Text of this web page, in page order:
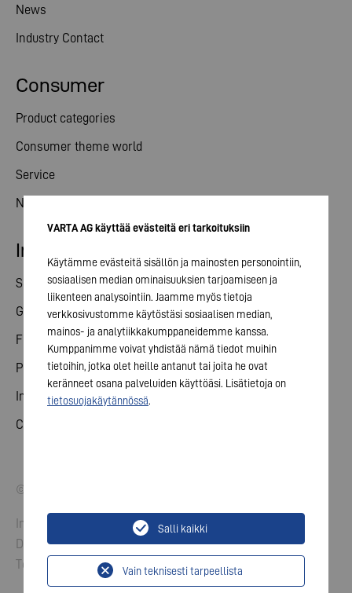
Consumer
Product categories
Consumer theme world
Service
News
News
Industry Contact
Investor relations
Share
General meeting
Financial calendar
Publications
Investor contact
Corporate governance
© 2026 VARTA AG. All rights reserved.
Imprint
Data Protection
Terms and Conditions
VARTA AG käyttää evästeitä eri tarkoituksiin
Käytämme evästeitä sisällön ja mainosten personointiin,
sosiaalisen median ominaisuuksien tarjoamiseen ja
liikenteen analysointiin. Jaamme myös tietoja
verkkosivustomme käytöstäsi sosiaalisen median,
mainos- ja analytiikkakumppaneidemme kanssa.
Kumppanimme voivat yhdistää nämä tiedot muihin
tietoihin, jotka olet heille antanut tai joita he ovat
keränneet osana palveluiden käyttöäsi. Lisätietoja on
tietosuojakäytännössä.
Vain teknisesti tarpeellista
Salli kaikki